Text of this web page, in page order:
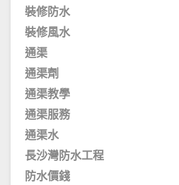
裝修防水
裝修風水
通渠
通渠劑
通渠教學
通渠服務
通渠水
長沙灣防水工程
防水價錢